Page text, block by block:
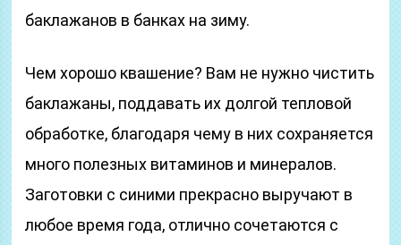
баклажанов в банках на зиму.
Чем хорошо квашение? Вам не нужно чистить
баклажаны, поддавать их долгой тепловой
обработке, благодаря чему в них сохраняется
много полезных витаминов и минералов.
Заготовки с синими прекрасно выручают в
любое время года, отлично сочетаются с